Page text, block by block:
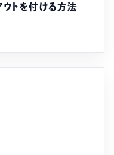
トを付ける方法